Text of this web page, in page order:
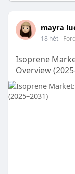
mayra
18 hét-
Isoprene
Overview